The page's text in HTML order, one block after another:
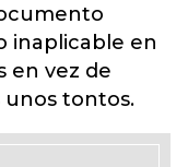
inaplicable en
en vez de
unos tontos.